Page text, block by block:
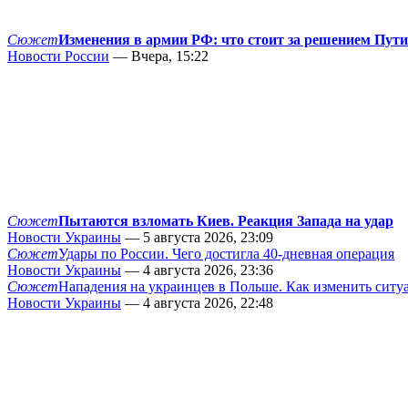
СюжетИзменения в армии РФ: что стоит за решением
Новости России — Вчера, 15:22
СюжетПытаются взломать Киев. Реакция Запада на удар
Новости Украины — 5 августа 2026, 23:09
СюжетУдары по России. Чего достигла 40-дневная операция
Новости Украины — 4 августа 2026, 23:36
СюжетНападения на украинцев в Польше. Как изменить
Новости Украины — 4 августа 2026, 22:48